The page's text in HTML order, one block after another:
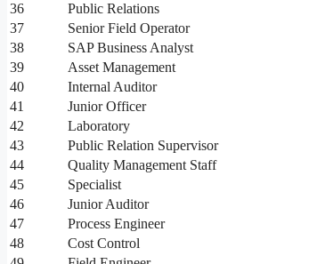
36
Public Relations
37
Senior Field Operator
38
SAP Business Analyst
39
Asset Management
40
Internal Auditor
41
Junior Officer
42
Laboratory
43
Public Relation Supervisor
44
Quality Management Staff
45
Specialist
46
Junior Auditor
47
Process Engineer
48
Cost Control